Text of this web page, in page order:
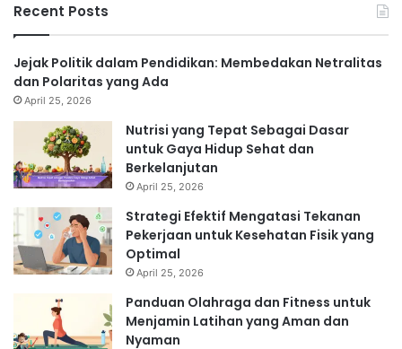
Recent Posts
Jejak Politik dalam Pendidikan: Membedakan Netralitas
dan Polaritas yang Ada
April 25, 2026
Nutrisi yang Tepat Sebagai Dasar
untuk Gaya Hidup Sehat dan
Berkelanjutan
April 25, 2026
Strategi Efektif Mengatasi Tekanan
Pekerjaan untuk Kesehatan Fisik yang
Optimal
April 25, 2026
Panduan Olahraga dan Fitness untuk
Menjamin Latihan yang Aman dan
Nyaman